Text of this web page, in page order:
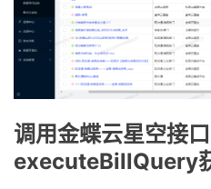
调用金蝶云星空接口
executeBillQuery